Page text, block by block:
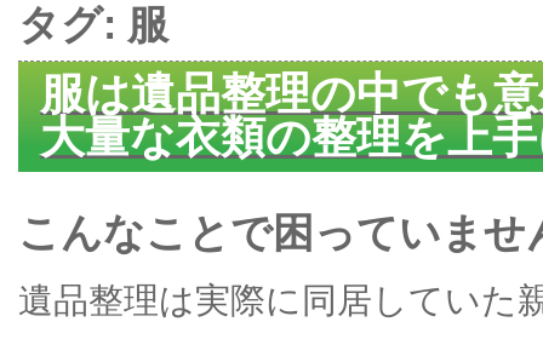
タグ: 服
服は遺品整理の中でも
大量な衣類の整理を上
こんなことで困っていませ
遺品整理は実際に同居していた